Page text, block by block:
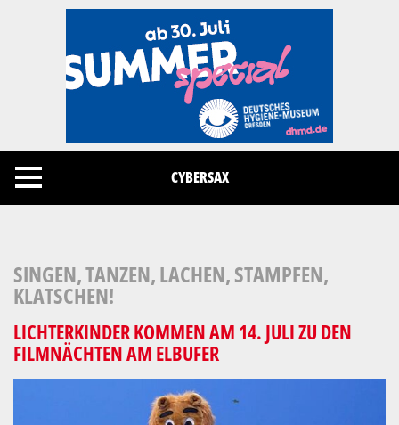
CYBERSAX
SINGEN, TANZEN, LACHEN, STAMPFEN,
KLATSCHEN!
LICHTERKINDER KOMMEN AM 14. JULI ZU DEN
FILMNÄCHTEN AM ELBUFER
Cookies management panel